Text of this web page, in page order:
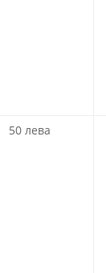
50 лева